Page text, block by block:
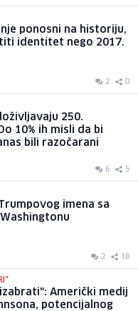
ponosni na historiju,
identitet nego 2017.
2 0
250.
10% ih misli da bi
bili razočarani
6 5
imena sa
2 18
Američki medij
potencijalnog